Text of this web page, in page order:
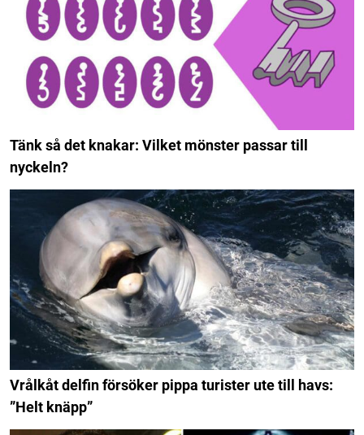
Tänk så det knakar: Vilket mönster passar till
nyckeln?
Vrålkåt delfin försöker pippa turister ute till havs:
”Helt knäpp”